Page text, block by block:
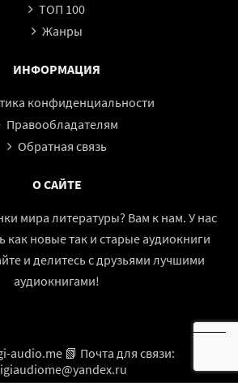
ТОП 100
Жанры
ИНФОРМАЦИЯ
конфиденциальности
Правообладателям
Обратная связь
О САЙТЕ
мира литературы? Вам к нам. У нас
новые так и старые аудиокниги
и делитесь с друзьями лучшими
аудиокнигами!
audio.me 📗 Почта для связи: